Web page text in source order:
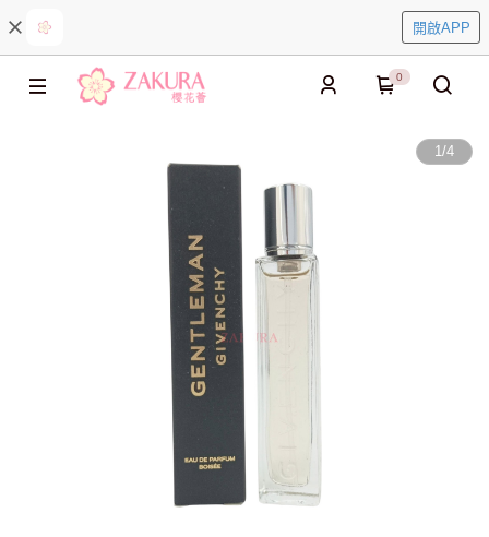
開啟APP
0
1/4